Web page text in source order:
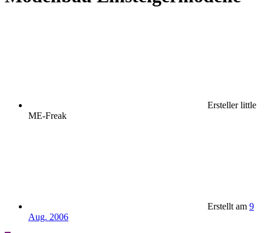
Ersteller little
ME-Freak
Erstellt am 9
Aug. 2006